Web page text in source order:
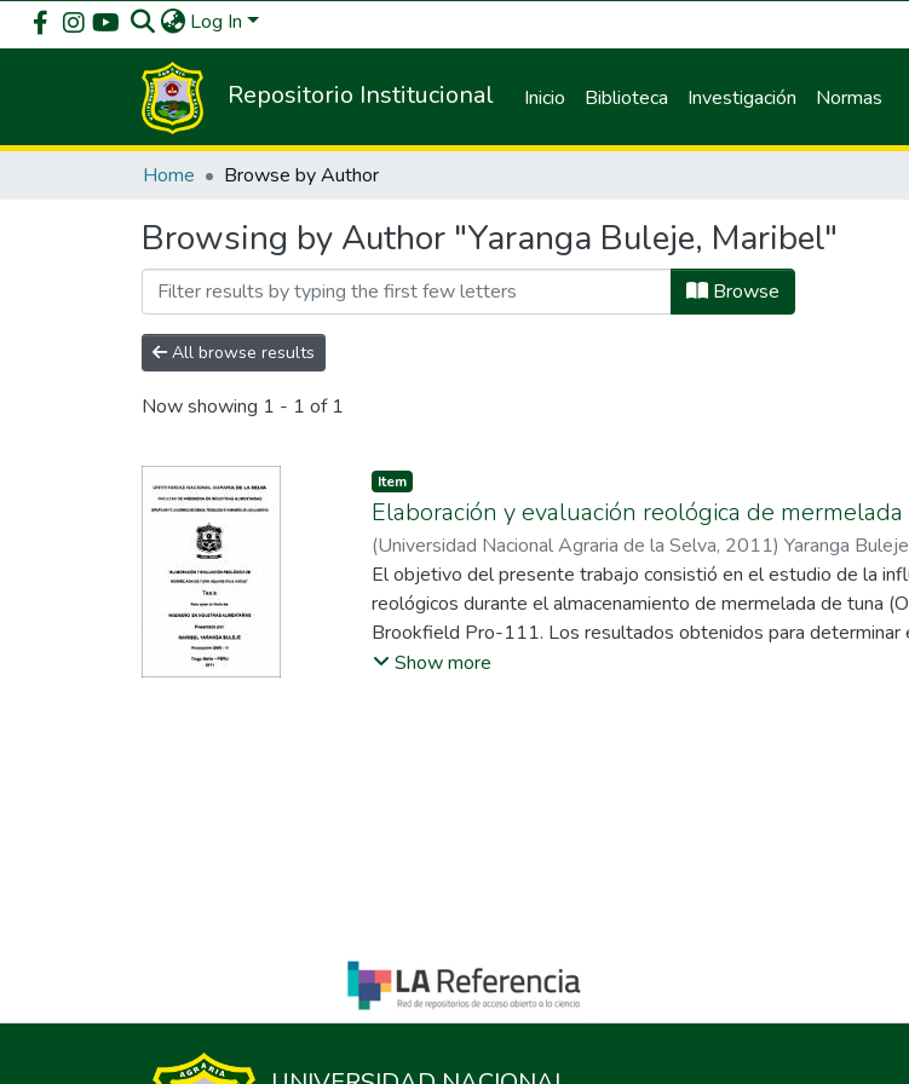
Log In
Repositorio Institucional Inicio Biblioteca Investigación Normas
Home Browse by Author
Browsing by Author "Yaranga Buleje, Maribel"
Browse
All browse results
Now showing 1 - 1 of 1
Item
Elaboración y evaluación reológica de
(Universidad Nacional Agraria de la Selva, 2011) Yaranga
El objetivo del presente trabajo consistió en el estudio de la
reológicos durante el almacenamiento de mermelada de tuna
Brookfield Pro-111. Los resultados obtenidos para
organoléptico para la mermelada de tuna fue 40% cáscara,
Show more